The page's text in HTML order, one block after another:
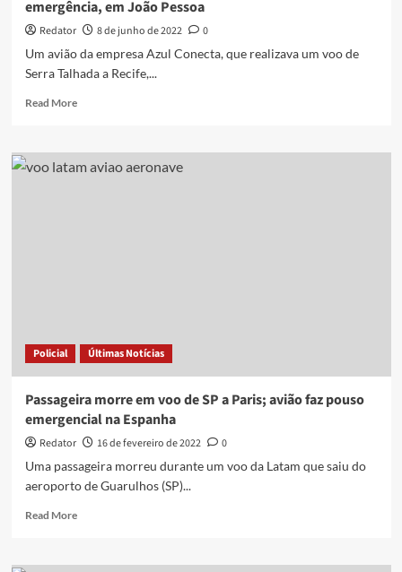
autoridade
local
incidente
emergência, em João Pessoa
Redator 8 de junho de 2022
0
Um avião da empresa Azul Conecta, que realizava um voo de
Serra Talhada a Recife,...
Read MoreRead
Avião
que
em
Policial Últimas Notícias
Passageira morre em voo de SP a Paris; avião faz pouso
emergencial na Espanha
Redator 16 de fevereiro de 2022
0
Uma passageira morreu durante um voo da Latam que saiu do
aeroporto de Guarulhos (SP)...
Read MoreRead
Passageira